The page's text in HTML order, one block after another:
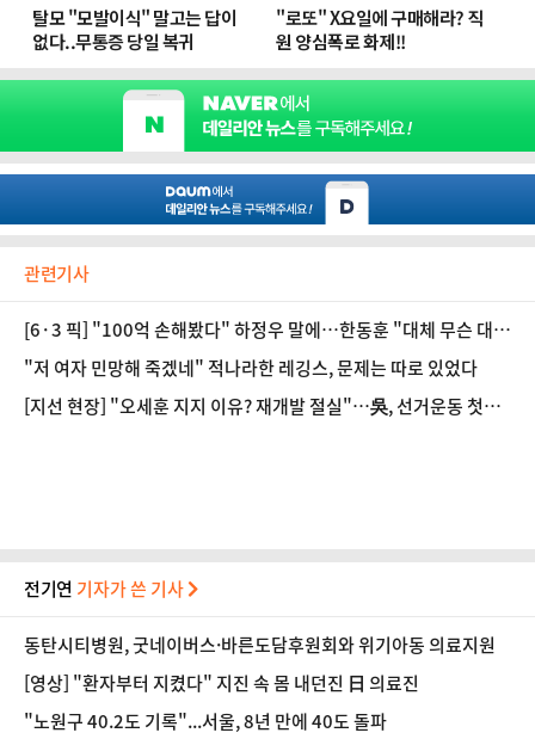
관련기사
[6·3 픽] "100억 손해봤다" 하정우 말에…한동훈 "대체 무슨 대단
한 일 해줬길래"
"저 여자 민망해 죽겠네" 적나라한 레깅스, 문제는 따로 있었다
[지선 현장] "오세훈 지지 이유? 재개발 절실"…吳, 선거운동 첫날
전기연 기자가 쓴 기사
동탄시티병원, 굿네이버스·바른도담후원회와 위기아동 의료지원
[영상] "환자부터 지켰다" 지진 속 몸 내던진 日 의료진
"노원구 40.2도 기록"...서울, 8년 만에 40도 돌파